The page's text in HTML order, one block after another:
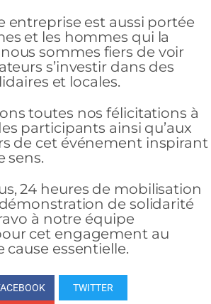
entreprise est aussi portée
et les hommes qui la
sommes fiers de voir
s’investir dans des
et locales.
toutes nos félicitations à
participants ainsi qu’aux
de cet événement inspirant
sens.
24 heures de mobilisation
de solidarité
à notre équipe
cet engagement au
cause essentielle.
TWITTER